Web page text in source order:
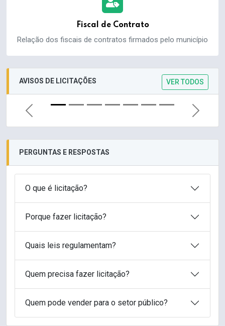
Fiscal de Contrato
Relação dos fiscais de contratos firmados pelo município
AVISOS DE LICITAÇÕES VER TODOS
Previous Next
PERGUNTAS E RESPOSTAS
O que é licitação?
Porque fazer licitação?
Quais leis regulamentam?
Quem precisa fazer licitação?
Quem pode vender para o setor público?